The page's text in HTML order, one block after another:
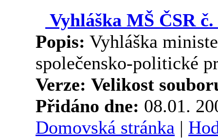
Vyhláška MŠ ČSR č.
Popis: Vyhláška
společensko-politické
Verze: Velikost
Přidáno dne: 08.01.
Domovská stránka |